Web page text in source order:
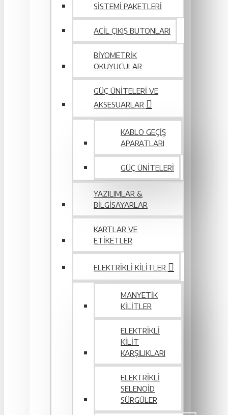
SISTEMI PAKETLERI
ACIL ÇIKIŞ BUTONLARI
BIYOMETRIK
OKUYUCULAR
GÜÇ ÜNITELERI VE
AKSESUARLAR
KABLO GEÇIŞ
APARATLARI
GÜÇ ÜNITELERI
YAZILIMLAR &
BILGISAYARLAR
KARTLAR VE
ETIKETLER
ELEKTRIKLI KILITLER
MANYETIK
KILITLER
ELEKTRIKLI
KILIT
KARŞILIKLARI
ELEKTRIKLI
SELENOID
SÜRGÜLER